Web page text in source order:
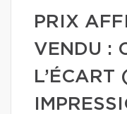
PRIX
VENDU :
L’ÉCART